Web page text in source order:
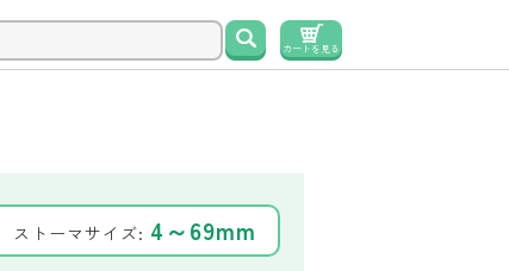
検索
カートを見る
ストーマサイズ: 4～69mm